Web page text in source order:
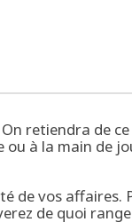
retiendra de
à la main de
de vos affaires.
de quoi